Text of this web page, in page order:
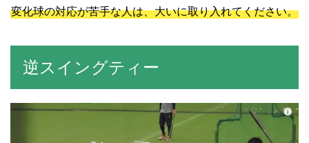
変化球の対応が苦手な人は、大いに取り入れてください。
逆スイングティー